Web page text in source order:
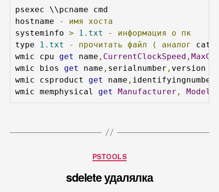
psexec \\pcname cmd
hostname
- имя
хоста
systeminfo > 1.txt - информация о
пк
type
1.txt - прочитать файл ( аналог cat
wmic cpu get name , CurrentClockSpeed ,
wmic bios get name , serialnumber , version
wmic csproduct get name , identifyingnumber
wmic memphysical get Manufacturer , Model
Рубрики
PSTOOLS
sdelete удалялка